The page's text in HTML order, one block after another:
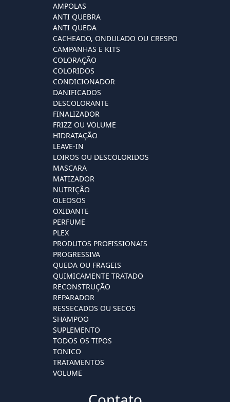
AMPOLAS
ANTI QUEBRA
ANTI QUEDA
CACHEADO, ONDULADO OU CRESPO
CAMPANHAS E KITS
COLORAÇÃO
COLORIDOS
CONDICIONADOR
DANIFICADOS
DESCOLORANTE
FINALIZADOR
FRIZZ OU VOLUME
HIDRATAÇÃO
LEAVE-IN
LOIROS OU DESCOLORIDOS
MASCARA
MATIZADOR
NUTRIÇÃO
OLEOSOS
OXIDANTE
PERFUME
PLEX
PRODUTOS PROFISSIONAIS
PROGRESSIVA
QUEDA OU FRAGEIS
QUIMICAMENTE TRATADO
RECONSTRUÇÃO
REPARADOR
RESSECADOS OU SECOS
SHAMPOO
SUPLEMENTO
TODOS OS TIPOS
TONICO
TRATAMENTOS
VOLUME